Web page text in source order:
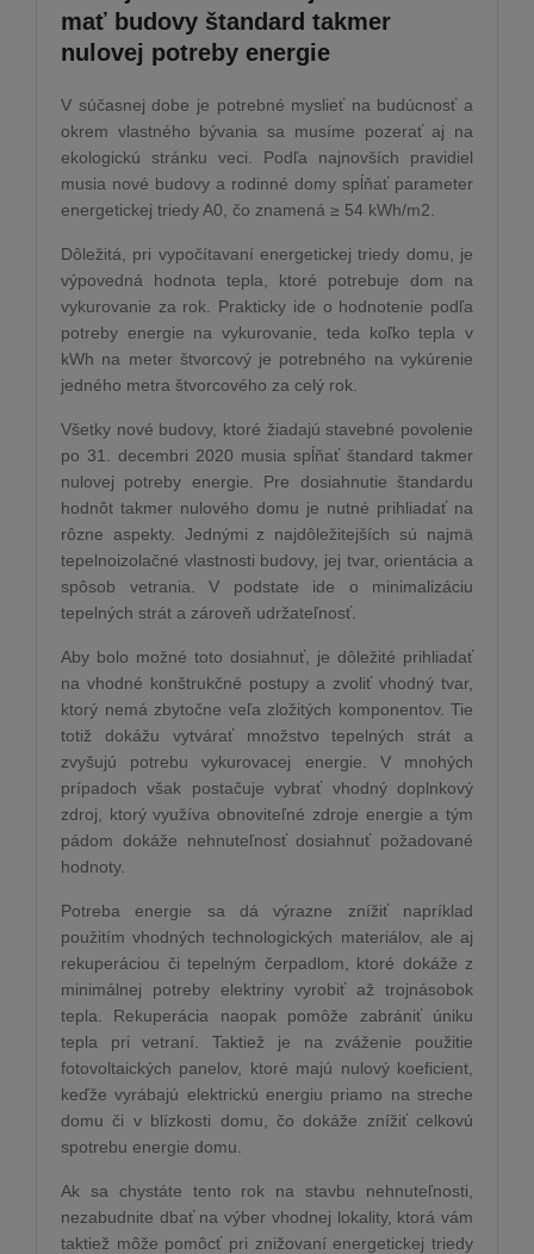
mať budovy štandard takmer
nulovej potreby energie
V súčasnej dobe je potrebné myslieť na budúcnosť a
okrem vlastného bývania sa musíme pozerať aj na
ekologickú stránku veci. Podľa najnovších pravidiel
musia nové budovy a rodinné domy spĺňať parameter
energetickej triedy A0, čo znamená ≥ 54 kWh/m2.
Dôležitá, pri vypočítavaní energetickej triedy domu, je
výpovedná hodnota tepla, ktoré potrebuje dom na
vykurovanie za rok. Prakticky ide o hodnotenie podľa
potreby energie na vykurovanie, teda koľko tepla v
kWh na meter štvorcový je potrebného na vykúrenie
jedného metra štvorcového za celý rok.
Všetky nové budovy, ktoré žiadajú stavebné povolenie
po 31. decembri 2020 musia spĺňať štandard takmer
nulovej potreby energie. Pre dosiahnutie štandardu
hodnôt takmer nulového domu je nutné prihliadať na
rôzne aspekty. Jednými z najdôležitejších sú najmä
tepelnoizolačné vlastnosti budovy, jej tvar, orientácia a
spôsob vetrania. V podstate ide o minimalizáciu
tepelných strát a zároveň udržateľnosť.
Aby bolo možné toto dosiahnuť, je dôležité prihliadať
na vhodné konštrukčné postupy a zvoliť vhodný tvar,
ktorý nemá zbytočne veľa zložitých komponentov. Tie
totiž dokážu vytvárať množstvo tepelných strát a
zvyšujú potrebu vykurovacej energie. V mnohých
prípadoch však postačuje vybrať vhodný doplnkový
zdroj, ktorý využíva obnoviteľné zdroje energie a tým
pádom dokáže nehnuteľnosť dosiahnuť požadované
hodnoty.
Potreba energie sa dá výrazne znížiť napríklad
použitím vhodných technologických materiálov, ale aj
rekuperáciou či tepelným čerpadlom, ktoré dokáže z
minimálnej potreby elektriny vyrobiť až trojnásobok
tepla. Rekuperácia naopak pomôže zabrániť úniku
tepla pri vetraní. Taktiež je na zváženie použitie
fotovoltaických panelov, ktoré majú nulový koeficient,
keďže vyrábajú elektrickú energiu priamo na streche
domu či v blízkosti domu, čo dokáže znížiť celkovú
spotrebu energie domu.
Ak sa chystáte tento rok na stavbu nehnuteľnosti,
nezabudnite dbať na výber vhodnej lokality, ktorá vám
taktiež môže pomôcť pri znižovaní energetickej triedy